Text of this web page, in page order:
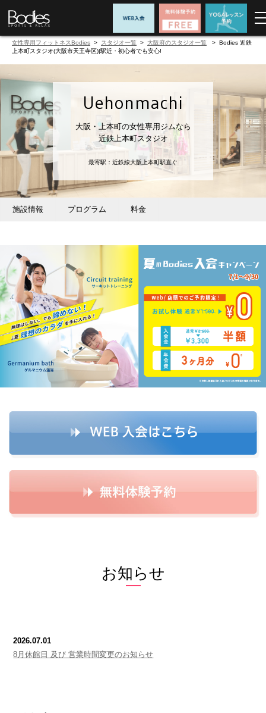
女性専用フィットネスBodies > スタジオ一覧 > 大阪府のスタジオ一覧 > Bodies 近鉄
上本町スタジオ(大阪市天王寺区)|駅近・初心者でも安心!
Uehonmachi
大阪・上本町の女性専用ジムなら
近鉄上本町スタジオ
最寄駅：近鉄線大阪上本町駅直ぐ
施設情報 プログラム 料金
お知らせ
2026.07.01
8月休館日 及び 営業時間変更のお知らせ